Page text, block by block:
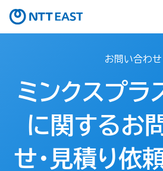
お問い合わせ
ミンクスプ
に関するお
せ・見積り依